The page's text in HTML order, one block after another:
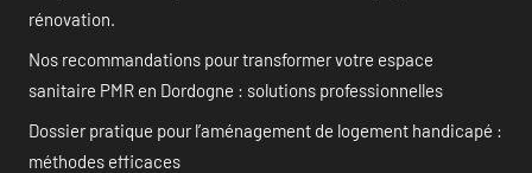
rénovation.
Nos recommandations pour transformer votre espace
sanitaire PMR en Dordogne : solutions professionnelles
Dossier pratique pour l’aménagement de logement handicapé :
méthodes efficaces